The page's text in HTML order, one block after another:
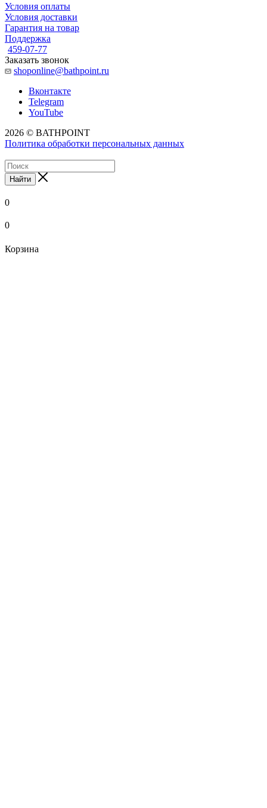
Условия оплаты
Условия доставки
Гарантия на товар
Поддержка
459-07-77
Заказать звонок
shoponline@bathpoint.ru
Вконтакте
Telegram
YouTube
2026 © BATHPOINT
Политика обработки персональных данных
Найти
0
0
Корзина